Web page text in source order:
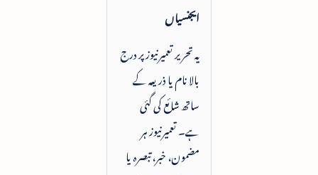
ایجنسیاں
یہ تحریر تعمیرنیوز پر درج
بالا نام یا ذریعہ کے
ساتھ شائع کی گئی
ہے۔ تعمیرنیوز ہر
مضمون، خبر، تبصرہ یا